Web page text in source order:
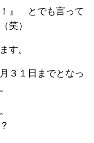
』 とでも言って
笑）
す。
３１日までとなっ